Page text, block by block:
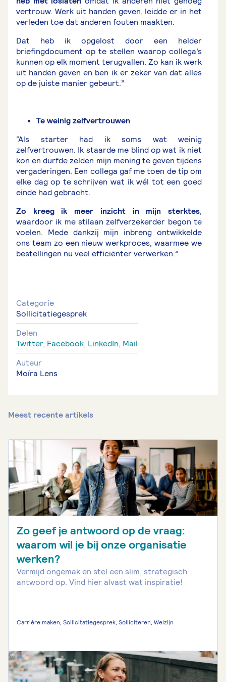
vertrouw. Werk uit handen geven, leidde er in het
verleden toe dat anderen fouten maakten.
Dat heb ik opgelost door een helder
briefingdocument op te stellen waarop collega’s
kunnen op elk moment terugvallen. Zo kan ik werk
uit handen geven en ben ik er zeker van dat alles
op de juiste manier gebeurt.”
Te weinig zelfvertrouwen
“Als starter had ik soms wat weinig
zelfvertrouwen. Ik staarde me blind op wat ik niet
kon en durfde zelden mijn mening te geven tijdens
vergaderingen. Een collega gaf me toen de tip om
elke dag op te schrijven wat ik wél tot een goed
einde had gebracht.
Zo kreeg ik meer inzicht in mijn sterktes,
waardoor ik me stilaan zelfverzekerder begon te
voelen. Mede dankzij mijn inbreng ontwikkelde
ons team zo een nieuw werkproces, waarmee we
bestellingen nu veel efficiënter verwerken.”
Categorie
Sollicitatiegesprek
Delen
Twitter, Facebook, LinkedIn, Mail
Auteur
Moïra Lens
Meest recente artikels
Zo geef je antwoord op de vraag:
waarom wil je bij onze organisatie
werken?
Vermijd ongemak en stel een slim, strategisch
antwoord op. Vind hier alvast wat inspiratie!
Carrière maken, Sollicitatiegesprek, Solliciteren, Welzijn